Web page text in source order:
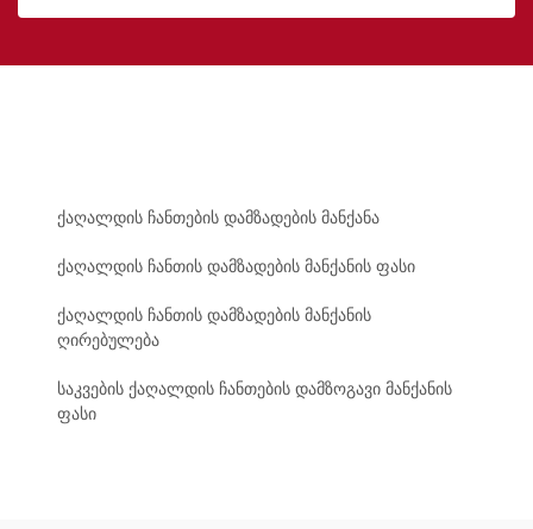
ქაღალდის ჩანთების დამზადების მანქანა
ქაღალდის ჩანთის დამზადების მანქანის ფასი
ქაღალდის ჩანთის დამზადების მანქანის
ღირებულება
საკვების ქაღალდის ჩანთების დამზოგავი მანქანის
ფასი